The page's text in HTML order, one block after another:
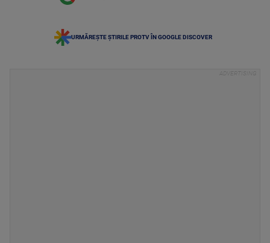
URMĂREȘTE ȘTIRILE PROTV ÎN GOOGLE DISCOVER